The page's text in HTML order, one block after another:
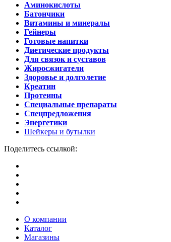
Аминокислоты
Батончики
Витамины и минералы
Гейнеры
Готовые напитки
Диетические продукты
Для связок и суставов
Жиросжигатели
Здоровье и долголетие
Креатин
Протеины
Специальные препараты
Спецпредложения
Энергетики
Шейкеры и бутылки
Поделитесь ссылкой:
О компании
Каталог
Магазины